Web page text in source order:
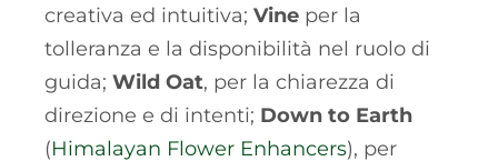
creativa ed intuitiva; Vine per la
tolleranza e la disponibilità nel ruolo di
guida; Wild Oat, per la chiarezza di
direzione e di intenti; Down to Earth
(Himalayan Flower Enhancers), per